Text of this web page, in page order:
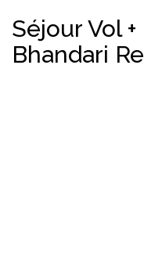
Séjour Vol
Bhandari